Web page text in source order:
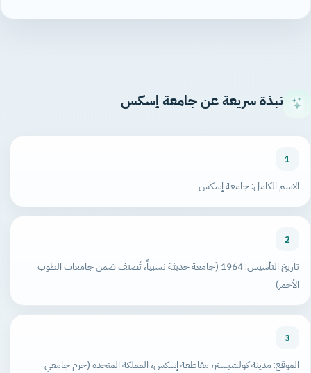
نبذة سريعة عن جامعة إسكس
1
الاسم الكامل: جامعة إسكس
2
تاريخ التأسيس: 1964 (جامعة حديثة نسبياً، تُصنف ضمن جامعات الطوب
الأحمر)
3
الموقع: مدينة كولشيستر، مقاطعة إسكس، المملكة المتحدة (حرم جامعي